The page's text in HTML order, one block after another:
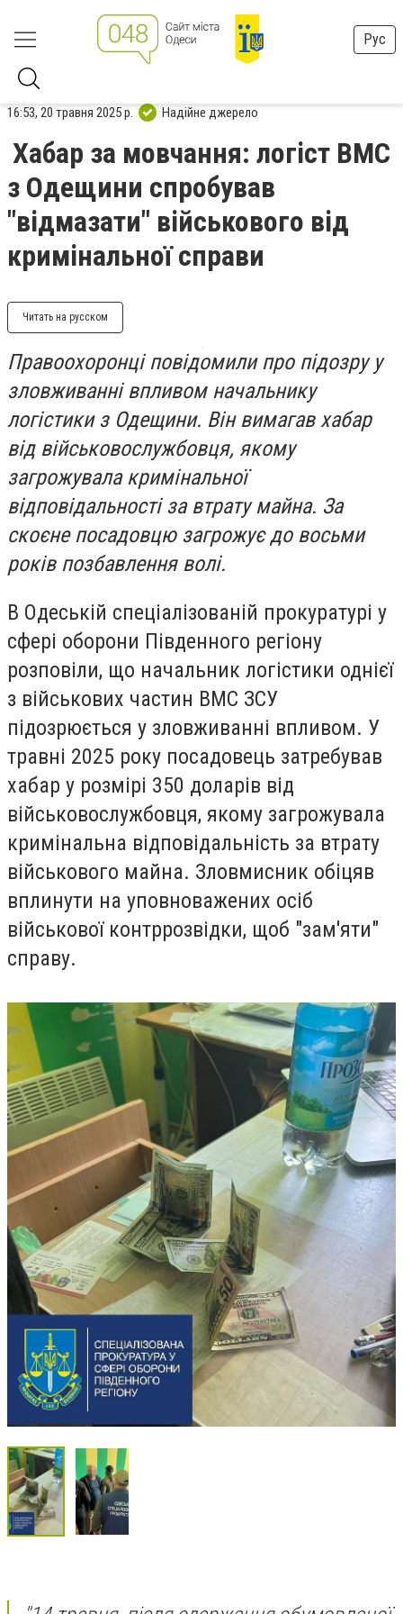
Рус
16:53, 20 травня 2025 р. Надійне джерело
Хабар за мовчання: логіст ВМС
з Одещини спробував
"відмазати" військового від
кримінальної справи
Читать на русском
Правоохоронці повідомили про підозру у
зловживанні впливом начальнику
логістики з Одещини. Він вимагав хабар
від військовослужбовця, якому
загрожувала кримінальної
відповідальності за втрату майна. За
скоєне посадовцю загрожує до восьми
років позбавлення волі.
В Одеській спеціалізованій прокуратурі у
сфері оборони Південного регіону
розповіли, що начальник логістики однієї
з військових частин ВМС ЗСУ
підозрюється у зловживанні впливом. У
травні 2025 року посадовець затребував
хабар у розмірі 350 доларів від
військовослужбовця, якому загрожувала
кримінальна відповідальність за втрату
військового майна. Зловмисник обіцяв
вплинути на уповноважених осіб
військової контррозвідки, щоб "зам'яти"
справу.